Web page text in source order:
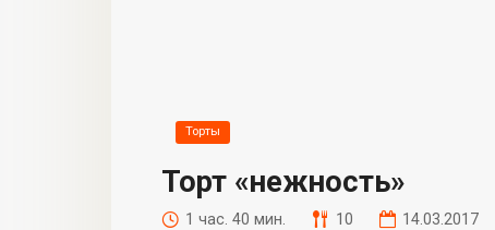
Торты
Торт «нежность»
1 час. 40 мин. 10 14.03.2017